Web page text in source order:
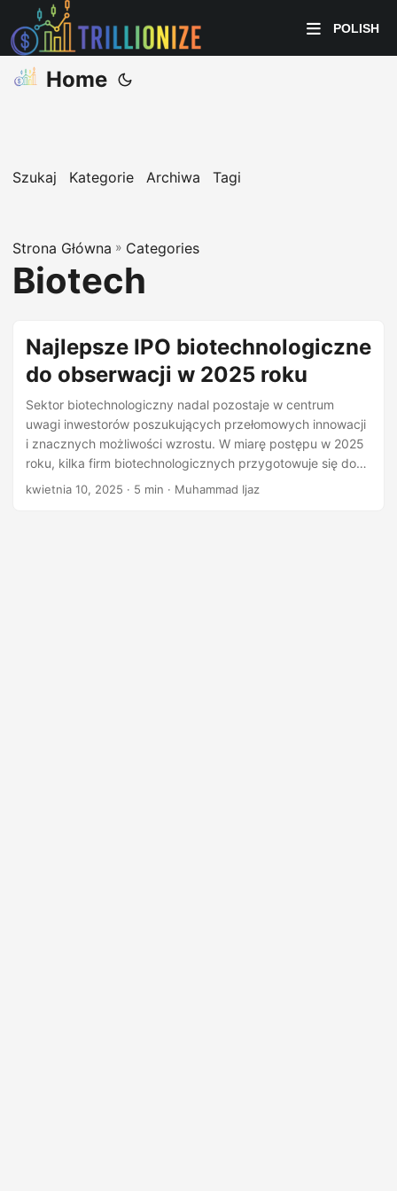
POLISH
Home
Szukaj Kategorie Archiwa Tagi
Strona Główna » Categories
Biotech
Najlepsze IPO biotechnologiczne
do obserwacji w 2025 roku
Sektor biotechnologiczny nadal pozostaje w centrum
uwagi inwestorów poszukujących przełomowych innowacji
i znacznych możliwości wzrostu. W miarę postępu w 2025
roku, kilka firm biotechnologicznych przygotowuje się do
debiutu na rynkach publicznych. Artykuł ten przedstawia
kwietnia 10, 2025 · 5 min · Muhammad Ijaz